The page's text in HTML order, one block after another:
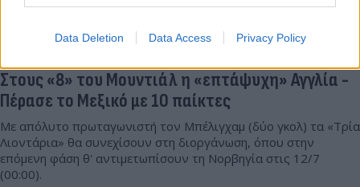
Data Deletion Data Access Privacy Policy
Στους «8» του Μουντιάλ η «επτάψυχη» Αγγλία -
Πέρασε το Μεξικό με 10 παίκτες
Με απόλυτο πρωταγωνιστή τον Μπέλιγχαμ (δύο γκολ) τα «Τρία
Λιοντάρια» θα συνεχίσουν στη διοργάνωση, όπου στην
επόμενη φάση θ' αντιμετωπίσουν τη Νορβηγία στις 12/7
(00:00).